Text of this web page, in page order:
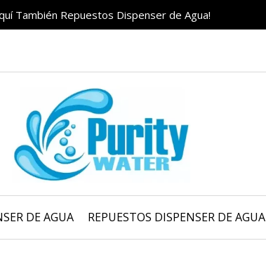
También Repuestos Dispenser de Agua!
DE AGUA REPUESTOS DISPENSER DE AGUA